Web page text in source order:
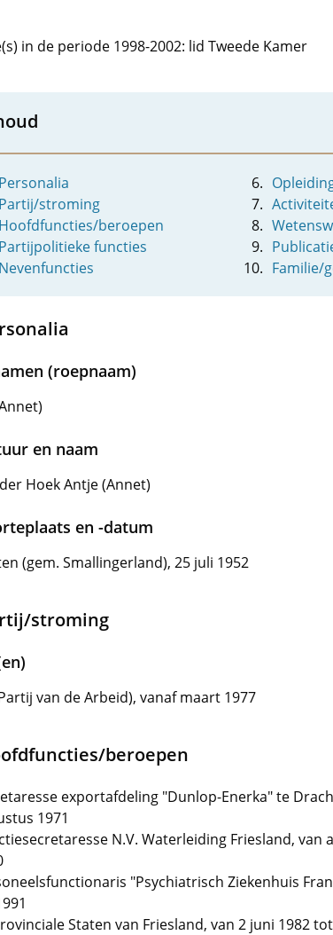
in de periode 1998-2002: lid Tweede Kamer
Personalia
Partij/stroming
Hoofdfuncties/beroepen
Partijpolitieke functies
Nevenfuncties
Familie/
(roepnaam)
en naam
Hoek Antje (Annet)
en -datum
(gem. Smallingerland), 25 juli 1952
stroming
van de Arbeid), vanaf maart 1977
beroepen
exportafdeling "Dunlop-Enerka" te
1971
N.V. Waterleiding Friesland, van
"Psychiatrisch Ziekenhuis
Staten van Friesland, van 2 juni 1982